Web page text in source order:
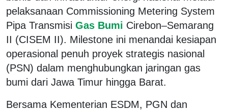
pelaksanaan Commissioning Metering System
Pipa Transmisi Gas Bumi Cirebon–Semarang
II (CISEM II). Milestone ini menandai kesiapan
operasional penuh proyek strategis nasional
(PSN) dalam menghubungkan jaringan gas
bumi dari Jawa Timur hingga Barat.
Bersama Kementerian ESDM, PGN dan